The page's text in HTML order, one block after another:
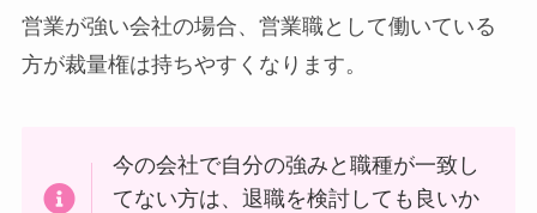
営業が強い会社の場合、営業職として働いている
方が裁量権は持ちやすくなります。
今の会社で自分の強みと職種が一致し
てない方は、退職を検討しても良いか